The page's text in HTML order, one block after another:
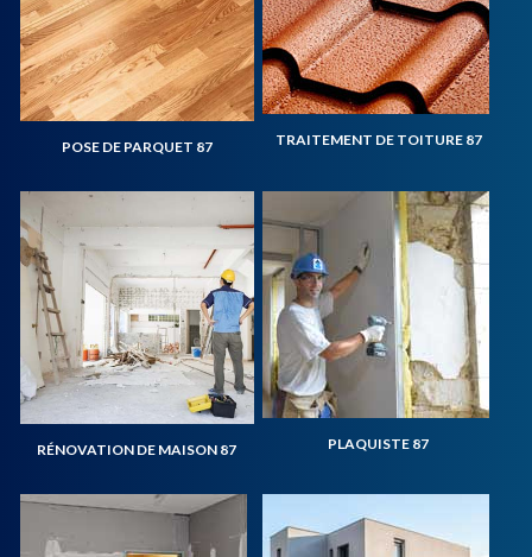
POSE DE PARQUET 87 TRAITEMENT DE TOITURE 87
RÉNOVATION DE MAISON 87 PLAQUISTE 87